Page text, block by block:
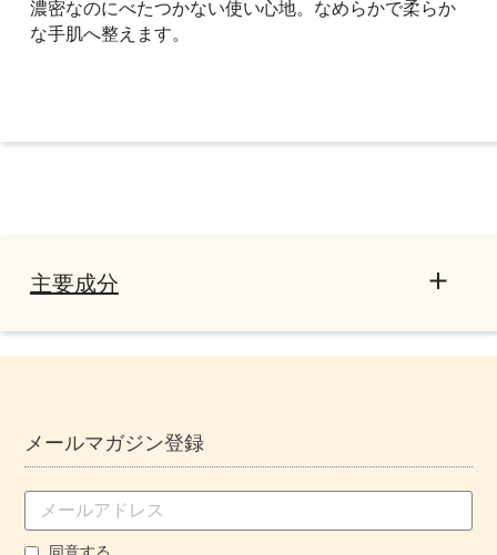
濃密なのにべたつかない使い心地。なめらかで柔らか
な手肌へ整えます。
主要成分
インテンスローズ バランシングミスト
メールマガジン登録